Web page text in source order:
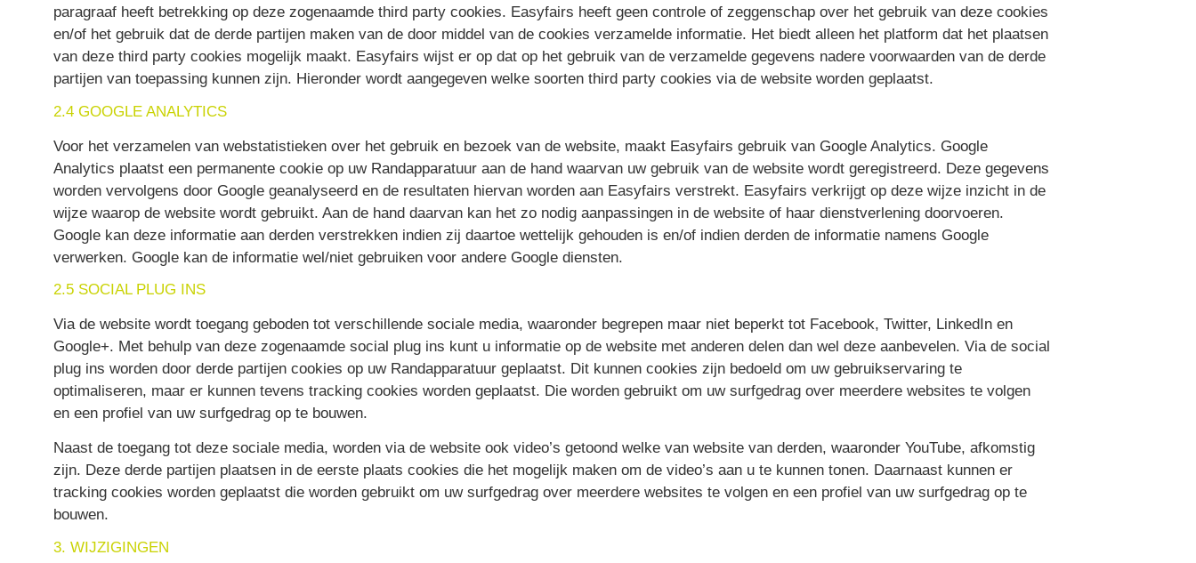
paragraaf heeft betrekking op deze zogenaamde third party cookies. Easyfairs heeft geen controle of zeggenschap over het gebruik van deze cookies
en/of het gebruik dat de derde partijen maken van de door middel van de cookies verzamelde informatie. Het biedt alleen het platform dat het plaatsen
van deze third party cookies mogelijk maakt. Easyfairs wijst er op dat op het gebruik van de verzamelde gegevens nadere voorwaarden van de derde
partijen van toepassing kunnen zijn. Hieronder wordt aangegeven welke soorten third party cookies via de website worden geplaatst.
2.4 GOOGLE ANALYTICS
Voor het verzamelen van webstatistieken over het gebruik en bezoek van de website, maakt Easyfairs gebruik van Google Analytics. Google
Analytics plaatst een permanente cookie op uw Randapparatuur aan de hand waarvan uw gebruik van de website wordt geregistreerd. Deze gegevens
worden vervolgens door Google geanalyseerd en de resultaten hiervan worden aan Easyfairs verstrekt. Easyfairs verkrijgt op deze wijze inzicht in de
wijze waarop de website wordt gebruikt. Aan de hand daarvan kan het zo nodig aanpassingen in de website of haar dienstverlening doorvoeren.
Google kan deze informatie aan derden verstrekken indien zij daartoe wettelijk gehouden is en/of indien derden de informatie namens Google
verwerken. Google kan de informatie wel/niet gebruiken voor andere Google diensten.
2.5 SOCIAL PLUG INS
Via de website wordt toegang geboden tot verschillende sociale media, waaronder begrepen maar niet beperkt tot Facebook, Twitter, LinkedIn en
Google+. Met behulp van deze zogenaamde social plug ins kunt u informatie op de website met anderen delen dan wel deze aanbevelen. Via de social
plug ins worden door derde partijen cookies op uw Randapparatuur geplaatst. Dit kunnen cookies zijn bedoeld om uw gebruikservaring te
optimaliseren, maar er kunnen tevens tracking cookies worden geplaatst. Die worden gebruikt om uw surfgedrag over meerdere websites te volgen
en een profiel van uw surfgedrag op te bouwen.
Naast de toegang tot deze sociale media, worden via de website ook video’s getoond welke van website van derden, waaronder YouTube, afkomstig
zijn. Deze derde partijen plaatsen in de eerste plaats cookies die het mogelijk maken om de video’s aan u te kunnen tonen. Daarnaast kunnen er
tracking cookies worden geplaatst die worden gebruikt om uw surfgedrag over meerdere websites te volgen en een profiel van uw surfgedrag op te
bouwen.
3. WIJZIGINGEN